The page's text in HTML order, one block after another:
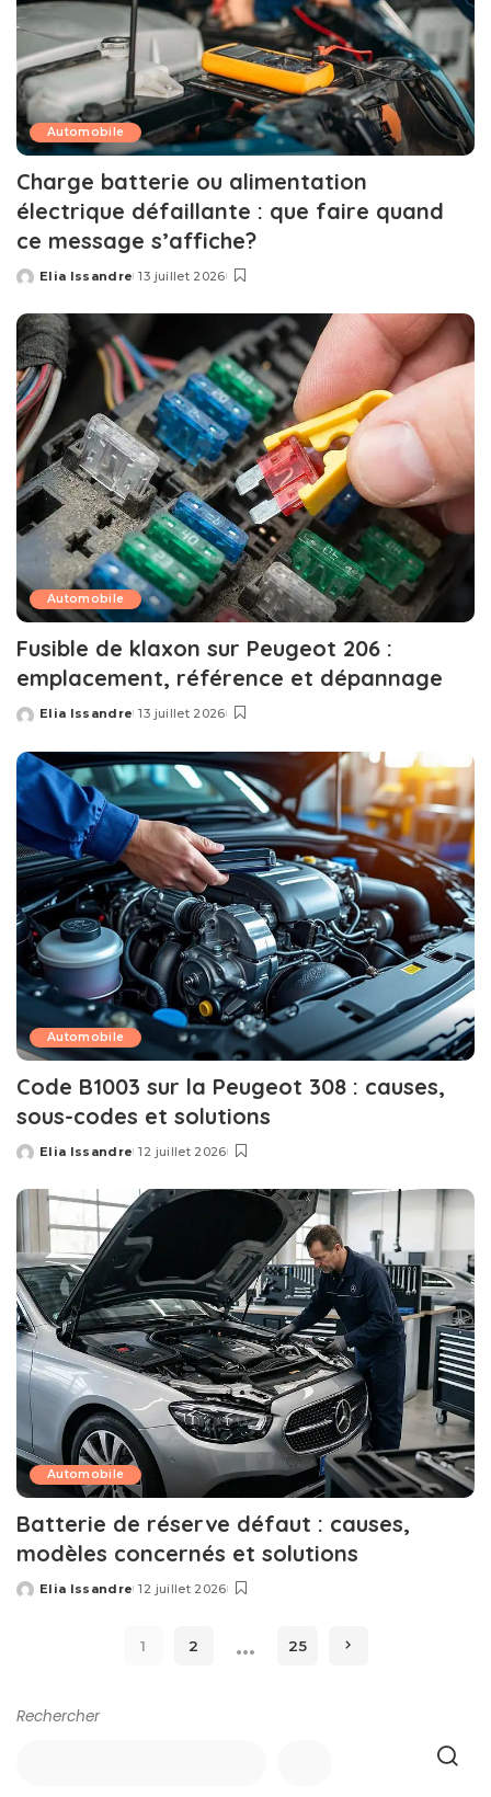
Automobile
Charge batterie ou alimentation
électrique défaillante : que faire quand
ce message s’affiche?
Posted
Elia Issandre 13 juillet 2026
Automobile
Fusible de klaxon sur Peugeot 206 :
emplacement, référence et dépannage
Posted
Elia Issandre 13 juillet 2026
Automobile
Code B1003 sur la Peugeot 308 : causes,
sous-codes et solutions
Posted
Elia Issandre 12 juillet 2026
Automobile
Batterie de réserve défaut : causes,
modèles concernés et solutions
Posted
Elia Issandre 12 juillet 2026
1 2 … 25
Rechercher